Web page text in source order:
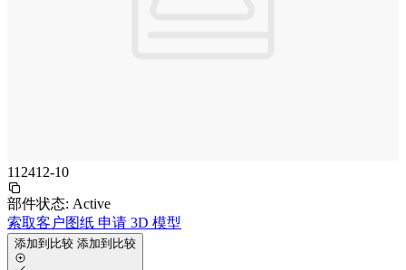
112412-10
部件状态: Active
索取客户图纸 申请 3D 模型
添加到比较 添加到比较